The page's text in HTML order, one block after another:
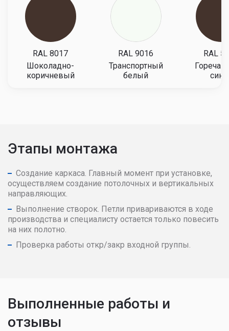
RAL 8017
Шоколадно-
коричневый
RAL 9016
Транспортный
белый
RAL
Этапы монтажа
Создание каркаса. Главный момент при установке,
осуществляем создание потолочных и вертикальных
направляющих.
Выполнение створок. Петли привариваются в ходе
производства и специалисту остается только повесить
на них полотно.
Проверка работы откр/закр входной группы.
Выполненные работы и
отзывы